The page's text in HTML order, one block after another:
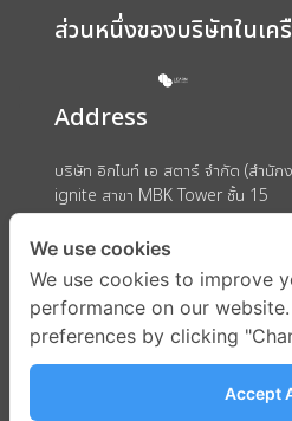
ส่วนหนึ่งของบริษัทในเค
Address
บริษัท อิกไนท์ เอ สตาร์ จำกัด (สำนัก
ignite สาขา MBK Tower ชั้น 15
ถนนพญาไท แขวงวังใหม่ เขตปทุมวั
We use cookies
We use cookies to improve
performance on our
preferences by clicking
Accept